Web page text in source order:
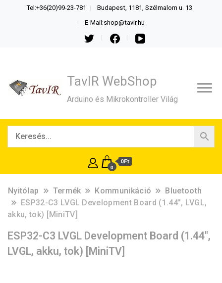
Tel:+36(20)99-23-781 Budapest, 1181, Szélmalom u. 13
E-Mail:shop@tavir.hu
TavIR WebShop
Arduino és Mikrokontroller Világ
0
0Ft
Nyitólap Termék Kommunikáció
Bluetooth
ESP32-C3 LVGL Development Board (1.44″, LVGL,
akku, tok) [MiniTV]
ESP32-C3 LVGL Development Board (1.44″,
LVGL, akku, tok) [MiniTV]